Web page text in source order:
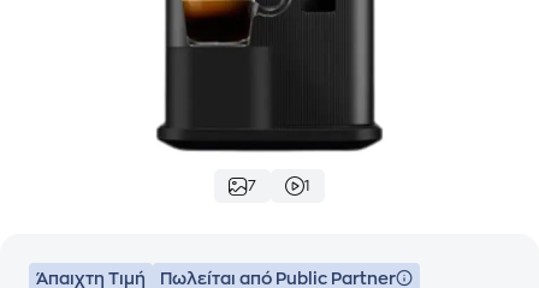
7 1
Άπαιχτη Τιμή Πωλείται από Public Partner